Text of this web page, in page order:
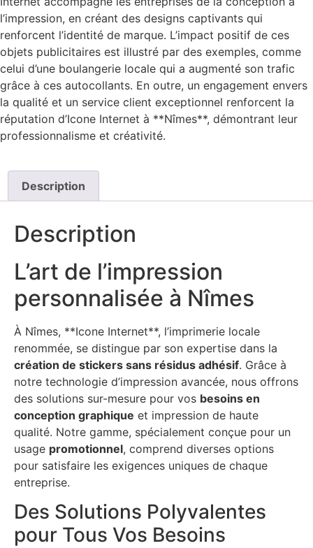
l’impression, en créant des designs captivants qui
renforcent l’identité de marque. L’impact positif de ces
objets publicitaires est illustré par des exemples, comme
celui d’une boulangerie locale qui a augmenté son trafic
grâce à ces autocollants. En outre, un engagement envers
la qualité et un service client exceptionnel renforcent la
réputation d’Icone Internet à **Nîmes**, démontrant leur
professionnalisme et créativité.
Description
Description
L’art de l’impression
personnalisée à Nîmes
À Nîmes, **Icone Internet**, l’imprimerie locale
renommée, se distingue par son expertise dans la
création de stickers sans résidus adhésif. Grâce à
notre technologie d’impression avancée, nous offrons
des solutions sur-mesure pour vos besoins en
conception graphique et impression de haute
qualité. Notre gamme, spécialement conçue pour un
usage promotionnel, comprend diverses options
pour satisfaire les exigences uniques de chaque
entreprise.
Des Solutions Polyvalentes
pour Tous Vos Besoins